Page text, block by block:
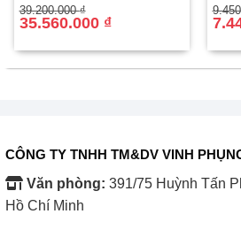
39.200.000₫
Giá
gốc
35.560.000 ₫
Giá
hiện
35.560.000 ₫.
Giá
gốc
Giá
hiện
CÔNG TY TNHH TM&DV VINH
Văn phòng: 391/75 Huỳnh Tấn
Hồ Chí Minh